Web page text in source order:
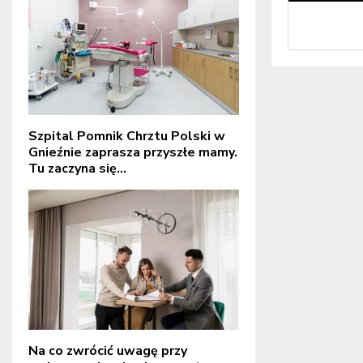
Szpital Pomnik Chrztu Polski w
Gnieźnie zaprasza przyszłe mamy.
Tu zaczyna się...
Na co zwrócić uwagę przy